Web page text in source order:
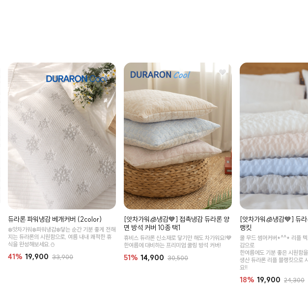
듀라론 파워냉감 베개커버 (2color)
❄️앗차가워❄️파워냉감❄️닿는 순간 기분 좋게 전해
지는 듀라론의 시원함으로, 여름 내내 쾌적한 휴
식을 완성해보세요.⛄
41% 19,900 33,900
[앗차가워🧊냉감💙] 접촉냉감 듀라론 양
면 방석 커버 10종 택1
휴비스 듀라론 신소재로 닿기만 해도 차가워요!💙
한여름에 대비하는 프리미엄 쿨링 방석 커버!
51% 14,900 30,500
[앗차가워🧊냉감💙] 듀
랭킷
쿨 무드 썸머커버*^^* 리플 텍
감으로
한여름에도 기분 좋은 시원함
생산 듀라론 리플 블랭킷으로
요!!
18% 19,900 24,300